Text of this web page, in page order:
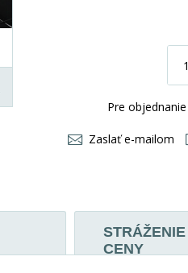
Pre
Zaslať e-mailom
STRÁŽENIE
CENY